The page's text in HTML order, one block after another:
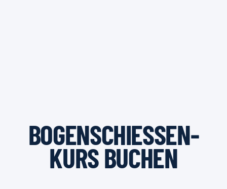
BOGENSCHIESSEN-K
URS BUCHEN